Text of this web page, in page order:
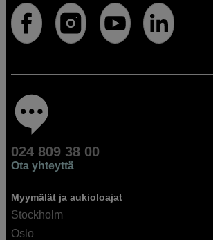
024 809 38 00
Ota yhteyttä
Myymälät ja aukioloajat
Stockholm
Oslo